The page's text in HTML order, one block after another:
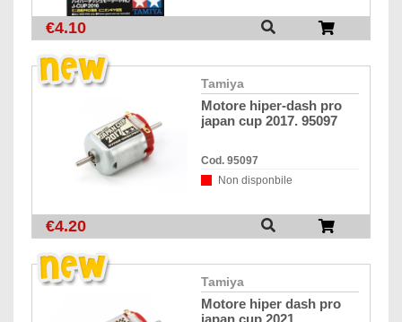
€4.10
tamiya
motore hiper-dash pro
japan cup 2017. 95097
Cod. 95097
Non disponbile
€4.20
tamiya
motore hiper dash pro
japan cup 2021